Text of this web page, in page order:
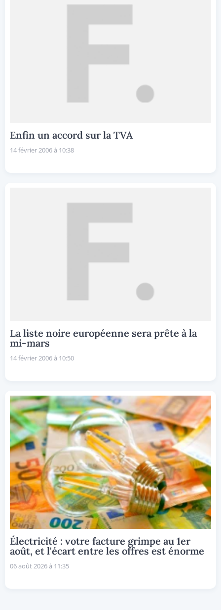
Enfin un accord sur la TVA
14 février 2006 à 10:38
La liste noire européenne sera prête à la
mi-mars
14 février 2006 à 10:50
Électricité : votre facture grimpe au 1er
août, et l'écart entre les offres est énorme
06 août 2026 à 11:35